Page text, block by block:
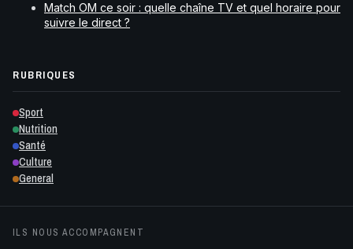
Match OM ce soir : quelle chaîne TV et quel horaire pour
suivre le direct ?
RUBRIQUES
Sport
Nutrition
Santé
Culture
General
ILS NOUS ACCOMPAGNENT